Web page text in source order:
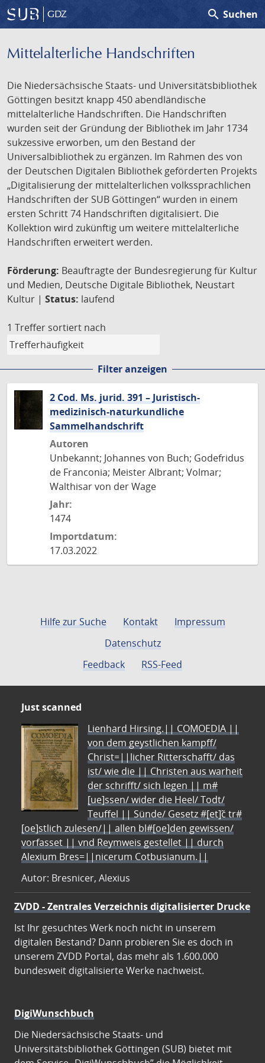
GDZ search Suchen
Mittelalterliche Handschriften
Die Niedersächsische Staats- und Universitätsbibliothek
Göttingen besitzt knapp 450 abendländische
mittelalterliche Handschriften. Die Handschriften
wurden seit der Gründung der Bibliothek im Jahr 1734
sukzessive erworben, um den Bestand der
Universalbibliothek zu ergänzen. Im Rahmen des von
der Deutschen Digitalen Bibliothek geförderten Projekts
„Digitalisierung der mittelalterlichen volkssprachlichen
Handschriften der SUB Göttingen“ wurden in einem
ersten Schritt 74 Handschriften digitalisiert. Die
Kollektion wird zukünftig um weitere mittelalterliche
Handschriften erweitert werden.
Förderung: Beauftragte der Bundesregierung für Kultur
und Medien, Deutsche Digitale Bibliothek, Neustart
Kultur | Status: laufend
1 Treffer sortiert nach
Filter anzeigen
2 Cod. Ms. jurid. 391 – Juristisch-
medizinisch-naturkundliche
Sammelhandschrift
Autoren
Unbekannt; Johannes von Buch; Godefridus
de Franconia; Meister Albrant; Volmar;
Walthisar von der Wage
Jahr:
1474
Importdatum:
17.03.2022
Hilfe zur Suche Kontakt
Impressum
Datenschutz
Feedback
RSS-Feed
Just scanned
Lienhard Hirsing.|| COMOEDIA ||
von dem geystlichen kampff/
Christ=||licher Ritterschafft/ das
ist/ wie die || Christen aus warheit
der schrifft/ sich legen || m#
[ue]ssen/ wider die Heel/ Todt/
Teuffel || Sünde/ Gesetz #[et]c̃ tr#
[oe]stlich zulesen/|| allen bl#[oe]den gewissen/
vorfasset || vnd Reymweis gestellet || durch
Alexium Bres=||nicerum Cotbusianum.||
Autor: Bresnicer, Alexius
ZVDD - Zentrales Verzeichnis digitalisierter Drucke
Ist Ihr gesuchtes Werk noch nicht in unserem
digitalen Bestand? Dann probieren Sie es doch in
unserem ZVDD Portal, das mehr als 1.600.000
bundesweit digitalisierte Werke nachweist.
DigiWunschbuch
Die Niedersächsische Staats- und
Universitätsbibliothek Göttingen (SUB) bietet mit